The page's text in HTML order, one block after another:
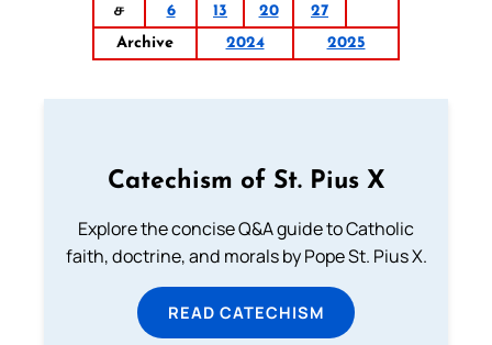
ச
6 13 20
27
Archive
2024 2025
Catechism of St. Pius X
Explore the concise Q&A guide to Catholic
faith, doctrine, and morals by Pope St. Pius X.
READ CATECHISM